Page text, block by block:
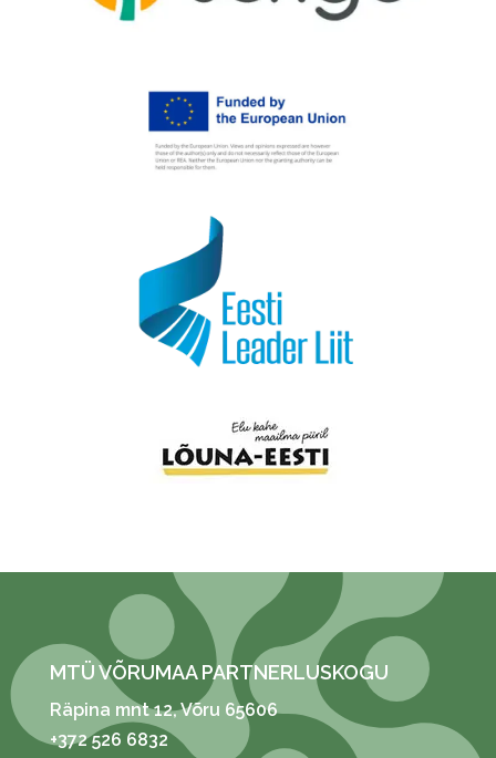
MTÜ VÕRUMAA PARTNERLUSKOGU
Räpina mnt 12, Võru 65606
+372 526 6832